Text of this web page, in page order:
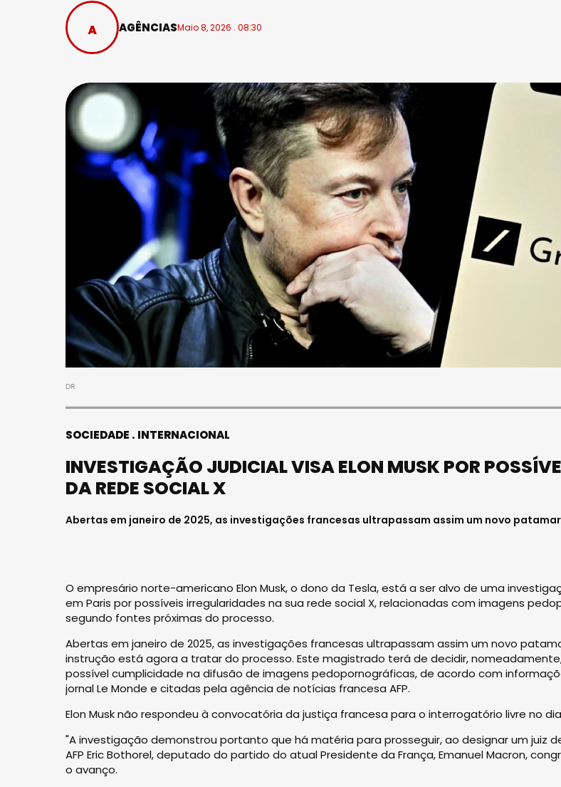
AGÊNCIASMaio 8, 2026 . 08:30
DR
SOCIEDADE INTERNACIONAL
INVESTIGAÇÃO JUDICIAL VISA ELON MUSK POR
DA REDE SOCIAL X
Abertas em janeiro de 2025, as investigações francesas ultrapassam assim um novo patamar
O empresário norte-americano Elon Musk, o dono da Tesla, está a ser alvo de uma
em Paris por possíveis irregularidades na sua rede social X, relacionadas com imagens
segundo fontes próximas do processo.
Abertas em janeiro de 2025, as investigações francesas ultrapassam assim um novo
instrução está agora a tratar do processo. Este magistrado terá de decidir,
possível cumplicidade na difusão de imagens pedopornográficas, de acordo com
jornal Le Monde e citadas pela agência de notícias francesa AFP.
Elon Musk não respondeu à convocatória da justiça francesa para o interrogatório livre no
"A investigação demonstrou portanto que há matéria para prosseguir, ao designar um juiz
AFP Eric Bothorel, deputado do partido do atual Presidente da França, Emanuel Macron,
o avanço.